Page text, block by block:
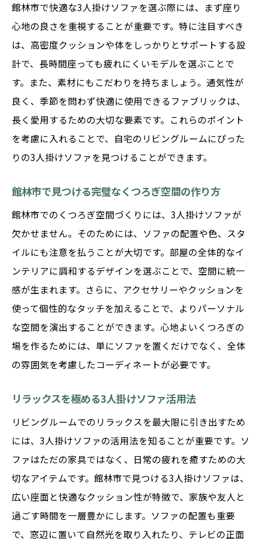
必見！館林市でのソファ選びの基本
3人掛けソファ選びで失敗しないために
プロが教える館林市でのソファ選びのコツ
素材別に見るおすすめの3人掛けソファ
デザインで決める！館林市のソファ事情
ライフスタイルに合ったソファ選びのポイ
ント
館林市で見つける！3人掛けソファの最新トレン
今注目の3人掛けソファトレンド特集
館林市で話題のソファスタイルをチェック
最新デザインの3人掛けソファの魅力
トレンドを押さえたソファ選びのポイント
ソファ選びに新風！最新トレンドを解説
座り心地抜群！館林市で手に入れるべき3人掛け
ソファ
最高の座り心地を追求したソファとは
座り心地の良いソファで生活を豊かに
実際に試して感じる座り心地の違い
館林市のおすすめ3人掛けソファ
座り心地を科学する！ソファ選びの基準
群馬・館林市でお部屋に合う3人掛けソファ探し
館林市でのソファ選びの旅へ出かけよう
館林市で快適な3人掛けソファを選ぶ際には、まず座り
心地の良さを重視することが重要です。特に注目すべき
は、高密度クッションや体をしっかりとサポートする設
計で、長時間座っても疲れにくいモデルを選ぶことで
す。また、素材にもこだわりを持ちましょう。通気性が
良く、季節を問わず快適に使用できるファブリックは、
長く愛用するための大切な要素です。これらのポイント
を考慮に入れることで、自宅のリビングルームにぴった
りの3人掛けソファを見つけることができます。
館林市で見つける完璧なくつろぎ空間の作り方
館林市でのくつろぎ空間づくりには、3人掛けソファが
欠かせません。そのためには、ソファの配置や色、スタ
イルにも注意を払うことが大切です。部屋の全体的なイ
ンテリアに調和するデザインを選ぶことで、空間に統一
感が生まれます。さらに、アクセサリーやクッションを
使って個性的なタッチを加えることで、よりパーソナル
な空間を演出することができます。心地よいくつろぎの
場を作るためには、単にソファを置くだけでなく、全体
の雰囲気を考慮したコーディネートが必要です。
リラックスを極める3人掛けソファ活用法
リビングルームでのリラックスを最大限に引き出すため
には、3人掛けソファの活用法を知ることが重要です。ソ
ファはただの家具ではなく、日常の疲れを癒すための大
切なアイテムです。館林市で見つける3人掛けソファは、
広い座面と快適なクッション性が特徴で、家族や友人と
過ごす時間を一層豊かにします。ソファの配置も重要
で、窓辺に置いて自然光を取り入れたり、テレビの正面